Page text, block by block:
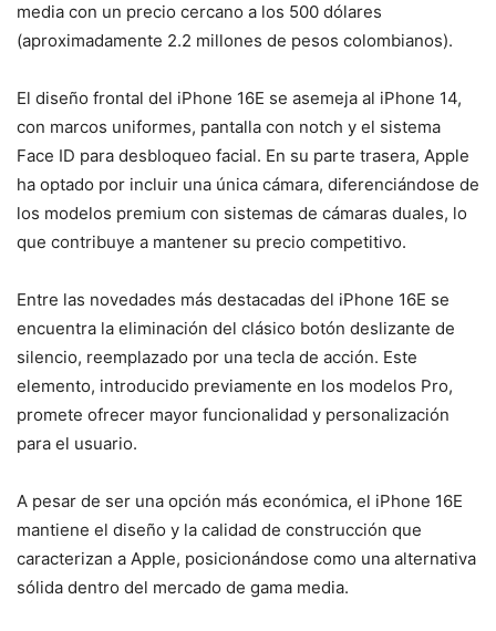
media con un precio cercano a los 500 dólares
(aproximadamente 2.2 millones de pesos colombianos).
El diseño frontal del iPhone 16E se asemeja al iPhone 14,
con marcos uniformes, pantalla con notch y el sistema
Face ID para desbloqueo facial. En su parte trasera, Apple
ha optado por incluir una única cámara, diferenciándose de
los modelos premium con sistemas de cámaras duales, lo
que contribuye a mantener su precio competitivo.
Entre las novedades más destacadas del iPhone 16E se
encuentra la eliminación del clásico botón deslizante de
silencio, reemplazado por una tecla de acción. Este
elemento, introducido previamente en los modelos Pro,
promete ofrecer mayor funcionalidad y personalización
para el usuario.
A pesar de ser una opción más económica, el iPhone 16E
mantiene el diseño y la calidad de construcción que
caracterizan a Apple, posicionándose como una alternativa
sólida dentro del mercado de gama media.